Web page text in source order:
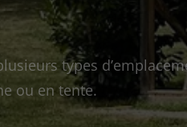
types
ou en tente.